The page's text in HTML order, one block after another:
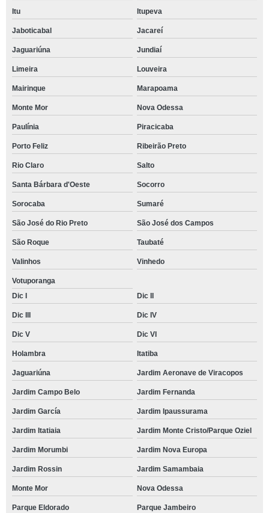
Itu Itupeva
Jaboticabal Jacareí
Jaguariúna Jundiaí
Limeira Louveira
Mairinque Marapoama
Monte Mor Nova Odessa
Paulínia Piracicaba
Porto Feliz Ribeirão Preto
Rio Claro Salto
Santa Bárbara d'Oeste Socorro
Sorocaba Sumaré
São José do Rio Preto São José dos Campos
São Roque Taubaté
Valinhos Vinhedo
Votuporanga
Dic I
Dic II
Dic III Dic IV
Dic V Dic VI
Holambra Itatiba
Jaguariúna Jardim Aeronave de Viracopos
Jardim Campo Belo Jardim Fernanda
Jardim García Jardim Ipaussurama
Jardim Itatiaia Jardim Monte Cristo/Parque Oziel
Jardim Morumbi Jardim Nova Europa
Jardim Rossin Jardim Samambaia
Monte Mor Nova Odessa
Parque Eldorado Parque Jambeiro